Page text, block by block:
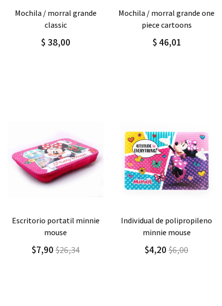
Agregar Detalle
piece cartoons
$ 46,01
Agregar Detalle
mochila / morral grande
sport boy
$ 55,00
Agregar Detalle
minnie mouse
$4,20$6,00
Agregar Detalle
combo mochila/morral +
lonchera + estuche minnie
chic